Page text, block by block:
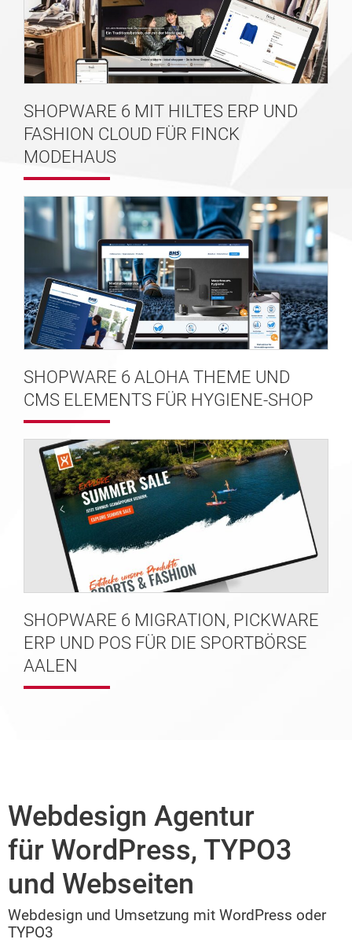
SHOPWARE 6 MIT HILTES ERP UND
FASHION CLOUD FÜR FINCK
MODEHAUS
SHOPWARE 6 ALOHA THEME UND
CMS ELEMENTS FÜR HYGIENE-SHOP
SHOPWARE 6 MIGRATION, PICKWARE
ERP UND POS FÜR DIE SPORTBÖRSE
AALEN
Webdesign Agentur
für WordPress, TYPO3
und Webseiten
Webdesign und Umsetzung mit WordPress oder
TYPO3